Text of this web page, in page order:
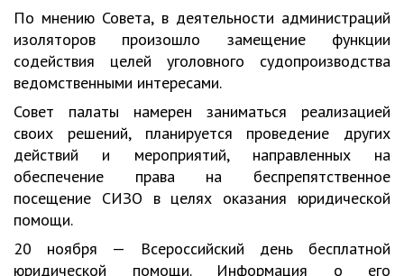
По мнению Совета, в деятельности администраций
изоляторов произошло замещение функции
содействия целей уголовного судопроизводства
ведомственными интересами.
Совет палаты намерен заниматься реализацией
своих решений, планируется проведение других
действий и мероприятий, направленных на
обеспечение права на беспрепятственное
посещение СИЗО в целях оказания юридической
помощи.
20 ноября — Всероссийский день бесплатной
юридической помощи. Информация о его